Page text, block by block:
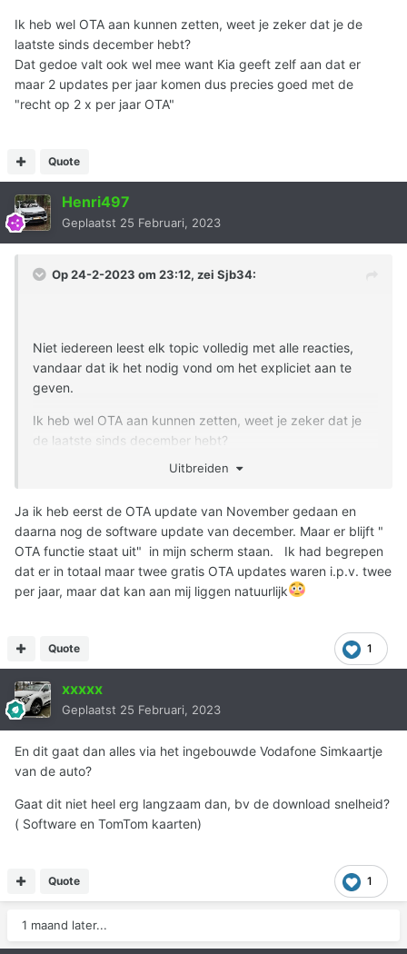
Ik heb wel OTA aan kunnen zetten, weet je zeker dat je de
laatste sinds december hebt?
Dat gedoe valt ook wel mee want Kia geeft zelf aan dat er
maar 2 updates per jaar komen dus precies goed met de
"recht op 2 x per jaar OTA"
Quote
Henri497
Geplaatst 25 Februari, 2023
Op 24-2-2023 om 23:12, zei Sjb34:
Niet iedereen leest elk topic volledig met alle reacties,
vandaar dat ik het nodig vond om het expliciet aan te
geven.
Ik heb wel OTA aan kunnen zetten, weet je zeker dat je
de laatste sinds december hebt?
Dat gedoe valt ook wel mee want Kia geeft zelf aan dat
Uitbreiden
Ja ik heb eerst de OTA update van November gedaan en
daarna nog de software update van december. Maar er blijft "
OTA functie staat uit" in mijn scherm staan. Ik had begrepen
dat er in totaal maar twee gratis OTA updates waren i.p.v. twee
per jaar, maar dat kan aan mij liggen natuurlijk
1
Quote
xxxxx
Geplaatst 25 Februari, 2023
En dit gaat dan alles via het ingebouwde Vodafone Simkaartje
van de auto?
Gaat dit niet heel erg langzaam dan, bv de download snelheid?
( Software en TomTom kaarten)
1
Quote
1 maand later...